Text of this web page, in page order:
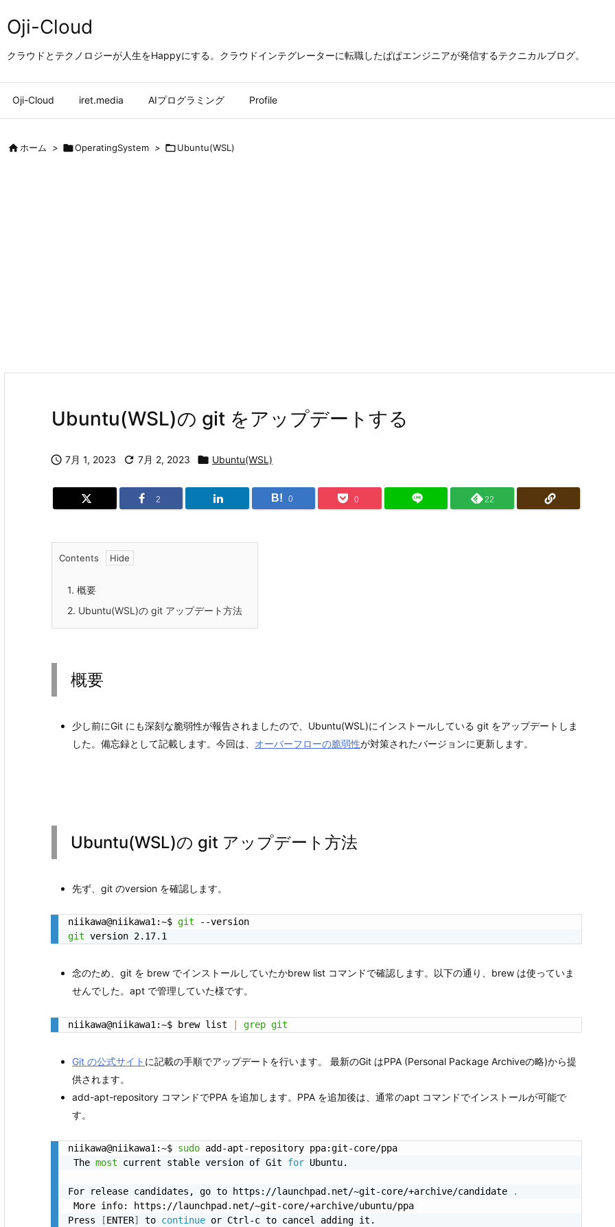
Oji-Cloud
クラウドとテクノロジーが人生をHappyにする。クラウドインテグレーターに転職したぱぱエンジニアが発信するテクニカルブログ。
Oji-Cloud iret.media AIプログラミング Profile
ホーム > OperatingSystem > Ubuntu(WSL)
Ubuntu(WSL)の git をアップデートする
 7月 1, 2023  7月 2, 2023  Ubuntu(WSL)
2 B! 0 0 22
Contents
1. 概要
2. Ubuntu(WSL)の git アップデート方法
概要
少し前にGit にも深刻な脆弱性が報告されましたので、Ubuntu(WSL)にインストールしている git をアップデートしま
した。備忘録として記載します。今回は、 オーバーフローの脆弱性が対策されたバージョンに更新します。
Ubuntu(WSL)の git アップデート方法
先ず、git のversion を確認します。
niikawa@niikawa1:~$ git
git version 2.17.1
念のため、git を brew でインストールしていたかbrew list コマンドで確認します。以下の通り、brew は使っていま
せんでした。apt で管理していた様です。
niikawa@niikawa1:~$ brew list grep git
Git の公式サイト に記載の手順でアップデートを行います。 最新のGit はPPA (Personal Package Archiveの略)から提
供されます。
add-apt-repository コマンドでPPA を追加します。PPA を追加後は、通常のapt コマンドでインストールが可能で
す。
niikawa@niikawa1:~$ sudo add-apt-repository ppa:git-core/ppa
The most current stable version of Git for Ubuntu.
For release candidates, go to https://launchpad.net/~git-core/+archive/candidate
.
More info: https://launchpad.net/~git-core/+archive/ubuntu/ppa
Press
[ENTER] to continue or Ctrl-c to cancel adding it.